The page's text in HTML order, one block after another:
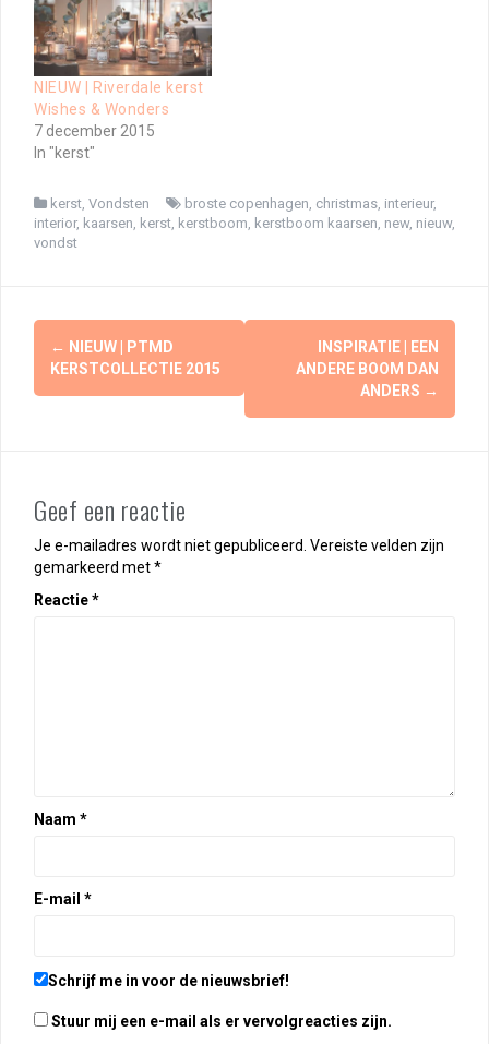
NIEUW | Riverdale kerst
Wishes & Wonders
7 december 2015
In "kerst"
kerst Vondsten broste copenhagen christmas interieur,
interior, kaarsen kerst kerstboom kerstboom kaarsen new, nieuw,
vondst
Berichtnavigatie
← NIEUW | PTMD
KERSTCOLLECTIE 2015
INSPIRATIE | EEN
ANDERE BOOM DAN
ANDERS →
Geef een reactie
Je e-mailadres wordt niet gepubliceerd. Vereiste velden zijn
gemarkeerd met*
Reactie*
Naam *
E-mail *
Schrijf me in voor de nieuwsbrief!
Stuur mij een e-mail als er vervolgreacties zijn.